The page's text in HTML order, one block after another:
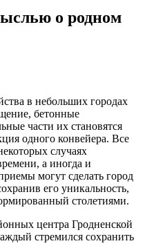
о родном
в небольших городах
бетонные
части их становятся
одного конвейера. Все
случаях
а иногда и
могут сделать город
его уникальность,
столетиями.
центра Гродненской
стремился сохранить